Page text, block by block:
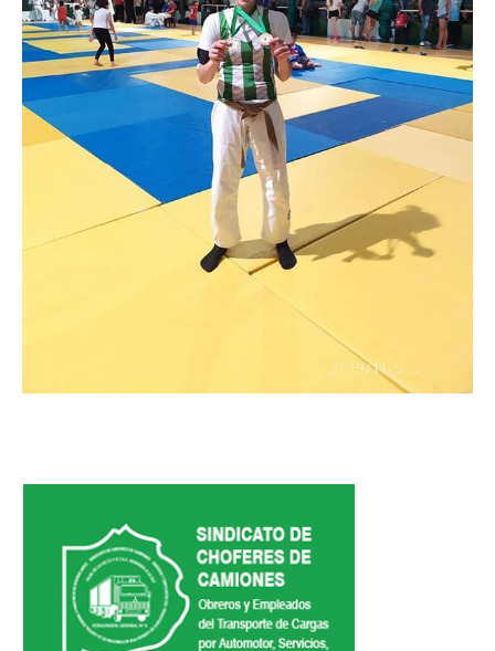
Secretaria de la vivienda
Sec. accidente de trabajo
Secretaría de fiscalización
Secretaría de política de transporte
Secretaría de asuntos seccionales
Secretaría de derechos humanos
Secretaría asuntos jurídicos
Secretaría de comunicación
Departamento de Ambiente
Empresas